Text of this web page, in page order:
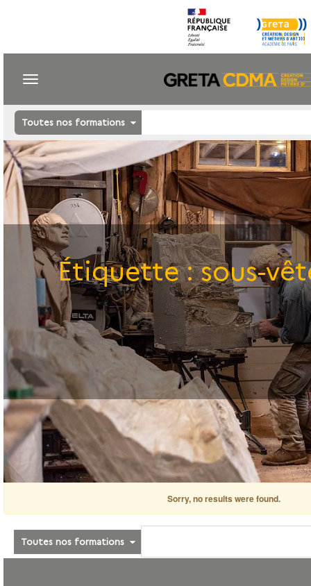
Toutes nos formations
Étiquette :sous-
Sorry, no results were found.
Toutes nos formations